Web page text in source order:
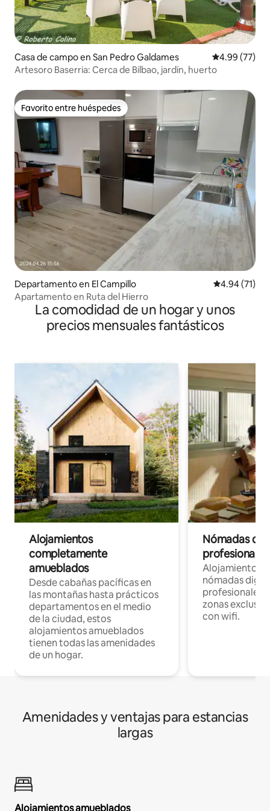
Casa de campo en San Pedro Galdames Calificación
4.99 (77)
Artesoro Baserria: Cerca de Bilbao, jardín, huerto
Favorito entre huéspedes
Favorito entre huéspedes
Departamento en El Campillo Calificación
4.94 (71)
Apartamento en Ruta del Hierro
La comodidad de un hogar y unos
precios mensuales fantásticos
Alojamientos
completamente
amueblados
Desde cabañas pacíficas en
las montañas hasta prácticos
departamentos en el medio
de la ciudad, estos
alojamientos amueblados
tienen todas las amenidades
de un hogar.
Nómadas
Alojamientos
nómadas
profesionales
zonas
con wifi.
Amenidades y ventajas para estancias
largas
Alojamientos amueblados